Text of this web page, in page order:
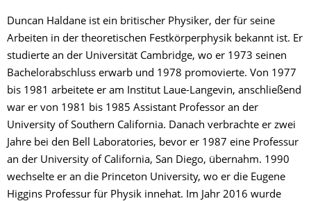
Duncan Haldane ist ein britischer Physiker, der für seine
Arbeiten in der theoretischen Festkörperphysik bekannt ist. Er
studierte an der Universität Cambridge, wo er 1973 seinen
Bachelorabschluss erwarb und 1978 promovierte. Von 1977
bis 1981 arbeitete er am Institut Laue-Langevin, anschließend
war er von 1981 bis 1985 Assistant Professor an der
University of Southern California. Danach verbrachte er zwei
Jahre bei den Bell Laboratories, bevor er 1987 eine Professur
an der University of California, San Diego, übernahm. 1990
wechselte er an die Princeton University, wo er die Eugene
Higgins Professur für Physik innehat. Im Jahr 2016 wurde